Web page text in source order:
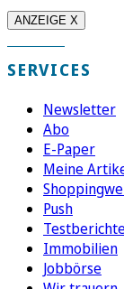
ANZEIGE X
SERVICES
Newsletter
Abo
E-Paper
Meine
Push
Immobilien
Jobbörse